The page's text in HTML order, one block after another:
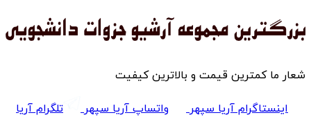
شعار ما کمترین قیمت و بالاترین کیفیت
اینستاگرام آریا سپهر واتساپ آریا سپهر
تلگرام آریا